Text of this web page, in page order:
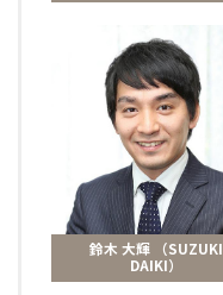
鈴木 大輝 （SUZUKI
DAIKI）